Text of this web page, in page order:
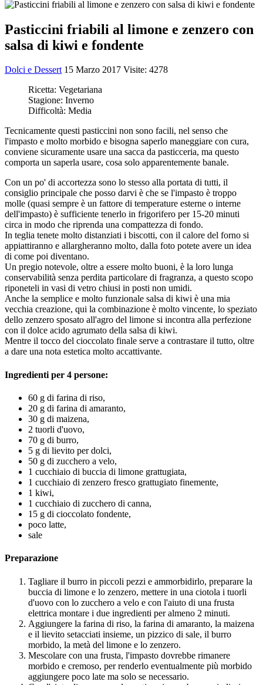
Pasticcini friabili al limone e zenzero con
salsa di kiwi e fondente
Dolci e Dessert 15 Marzo 2017 Visite: 4278
Ricetta: Vegetariana
Stagione: Inverno
Difficoltà: Media
Tecnicamente questi pasticcini non sono facili, nel senso che
l'impasto e molto morbido e bisogna saperlo maneggiare con cura,
conviene sicuramente usare una sacca da pasticceria, ma questo
comporta un saperla usare, cosa solo apparentemente banale.
Con un po' di accortezza sono lo stesso alla portata di tutti, il
consiglio principale che posso darvi è che se l'impasto è troppo
molle (quasi sempre è un fattore di temperature esterne o interne
dell'impasto) è sufficiente tenerlo in frigorifero per 15-20 minuti
circa in modo che riprenda una compattezza di fondo.
In teglia tenete molto distanziati i biscotti, con il calore del forno si
appiattiranno e allargheranno molto, dalla foto potete avere un idea
di come poi diventano.
Un pregio notevole, oltre a essere molto buoni, è la loro lunga
conservabilità senza perdita particolare di fragranza, a questo scopo
riponeteli in vasi di vetro chiusi in posti non umidi.
Anche la semplice e molto funzionale salsa di kiwi è una mia
vecchia creazione, qui la combinazione è molto vincente, lo speziato
dello zenzero sposato all'agro del limone si incontra alla perfezione
con il dolce acido agrumato della salsa di kiwi.
Mentre il tocco del cioccolato finale serve a contrastare il tutto, oltre
a dare una nota estetica molto accattivante.
Ingredienti per 4 persone:
60 g di farina di riso,
20 g di farina di amaranto,
30 g di maizena,
2 tuorli d'uovo,
70 g di burro,
5 g di lievito per dolci,
50 g di zucchero a velo,
1 cucchiaio di buccia di limone grattugiata,
1 cucchiaio di zenzero fresco grattugiato finemente,
1 kiwi,
1 cucchiaio di zucchero di canna,
15 g di cioccolato fondente,
poco latte,
sale
Preparazione
Tagliare il burro in piccoli pezzi e ammorbidirlo, preparare la
buccia di limone e lo zenzero, mettere in una ciotola i tuorli
d'uovo con lo zucchero a velo e con l'aiuto di una frusta
elettrica montare i due ingredienti per almeno 2 minuti.
Aggiungere la farina di riso, la farina di amaranto, la maizena
e il lievito setacciati insieme, un pizzico di sale, il burro
morbido, la metà del limone e lo zenzero.
Mescolare con una frusta, l'impasto dovrebbe rimanere
morbido e cremoso, per renderlo eventualmente più morbido
aggiungere poco late ma solo se necessario.